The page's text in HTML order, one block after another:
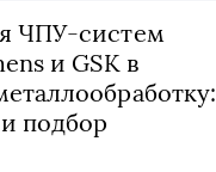
ЧПУ-систем
и GSK в
подбор